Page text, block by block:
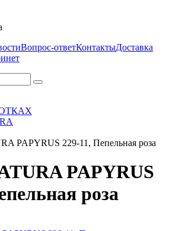
Вопрос-ответКонтактыДоставка
PAPYRUS 229-11, Пепельная роза
PAPYRUS
роза